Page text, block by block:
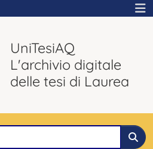
UniTesiAQ
L'archivio digitale
delle tesi di Laurea